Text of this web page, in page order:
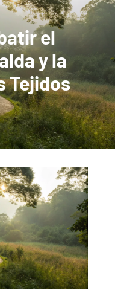
el
y la
Tejidos